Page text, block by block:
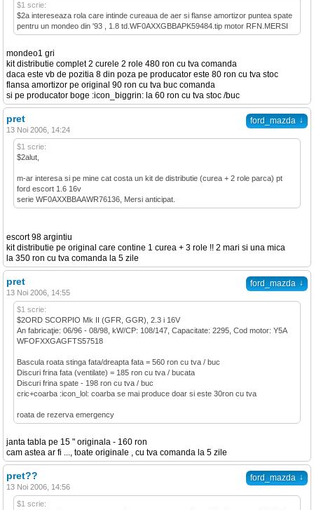
$1 scrie:
$2a intereseaza rola care intinde cureaua de aer si flanse amortizor puntea spate
pentru un mondeo din '93 , 1.8 td.WF0AXXGBBAPK59484.tip motor RFN.MERSI
mondeo1 gri
kit distributie complet 2 curele 2 role 480 ron cu tva comanda
daca este vb de pozitia 8 din poza pe producator este 80 ron cu tva stoc
flansa amortizor pe original 90 ron cu tva buc comanda
si pe producator boge :icon_biggrin: la 60 ron cu tva stoc /buc
ford_mazda ↓
pret
13 Noi 2006, 14:24
$1 scrie:
$2alut,
m-ar interesa si pe mine cat costa un kit de distributie (curea + 2 role parca) pt
ford escort 1.6 16v
serie WF0AXXBBAAWR76136, Mersi anticipat.
escort 98 argintiu
kit distributie pe original care contine 1 curea + 3 role !! 2 mari si una mica
la 350 ron cu tva comanda la 5 zile
ford_mazda ↓
pret
13 Noi 2006, 14:55
$1 scrie:
$2ORD SCORPIO Mk II (GFR, GGR), 2.3 i 16V
An fabricaţie: 06/96 - 08/98, kW/CP: 108/147, Capacitate: 2295, Cod motor: Y5A
WFOFXXGAGFTS57518
Bascula roata stinga fata/dreapta fata = 560 ron cu tva / buc
Discuri frina fata (ventilate) = 185 ron cu tva / bucata
Discuri frina spate - 198 ron cu tva / buc
cric+coarba :icon_lol: coarba se mai produce doar si este 30ron cu tva
roata de rezerva emergency
janta tabla pe 15 " originala - 160 ron
cam astea ar fi ..., toate originale , cu tva comanda la 5 zile
ford_mazda ↓
pret??
13 Noi 2006, 14:56
$1 scrie: